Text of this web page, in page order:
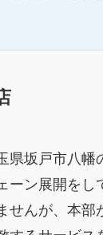
県坂戸市八
ーン展開を
せんが、本